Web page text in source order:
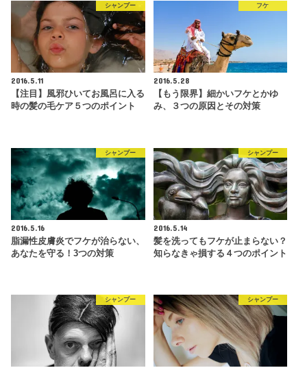
シャンプー
2016.5.11
【注目】風邪ひいてお風呂に入る
時の髪の毛ケア５つのポイント
フケ
2016.5.28
【もう限界】細かいフケとかゆ
み、３つの原因とその対策
シャンプー
2016.5.16
脂漏性皮膚炎でフケが治らない、
あなたを守る！3つの対策
シャンプー
2016.5.14
髪を洗ってもフケが止まらない？
知らなきゃ損する４つのポイント
シャンプー シャンプー